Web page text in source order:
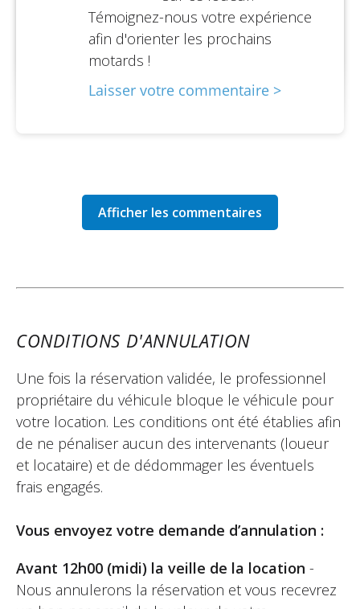
Empattement : 1380 mm
Garde au sol :120 mm
externe de la compression, du rebond et de la
précharge du ressort
Frein avant : Disque flottant double de Ø 320 mm
(Ø 12,6 po) de diamètre, avec disque de freinage
en acier et bride
Frein arrière : Disque simple en acier de Ø 220
mm (Ø 8,66 po) de diamètre
Système ABS : Continental MK100 avec RLM (Rear
Wheel Lift-up Mitigation) et fonction de virage
Roues avant : Alliage d'aluminium 3,50" x 17"
Pneu avant : 120/70 - ZR 17 M/C
Témoignez-nous votre expérience
afin d'orienter les prochains
motards !
Laisser votre commentaire >
CONDITIONS D'ANNULATION
Une fois la réservation validée, le professionnel
propriétaire du véhicule bloque le véhicule pour
votre location. Les conditions ont été établies afin
de ne pénaliser aucun des intervenants (loueur
et locataire) et de dédommager les éventuels
frais engagés.
Vous envoyez votre demande d’annulation :
Avant 12h00 (midi) la veille de la location -
Nous annulerons la réservation et vous recevrez